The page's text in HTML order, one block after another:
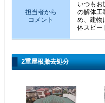
担当者から
コメント
いつもお
の解体工
め、建物
体スピー
2重屋根撤去処分